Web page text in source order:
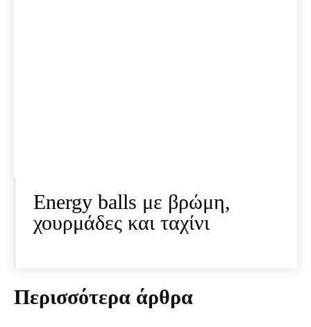
Energy balls με βρώμη,
χουρμάδες και ταχίνι
Περισσότερα άρθρα